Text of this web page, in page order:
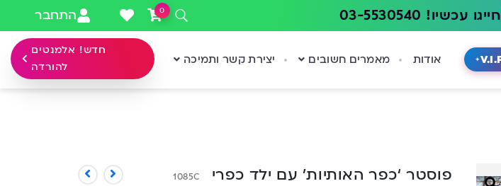
חייגו עכשיו! 03-5530540 0 התחבר
אודות מאמרים חשובים יצירת קשר ותמיכה
חדש! אלמנטים
להורדה
פוסטר ‘כפר האותיות’ עם ילד כפרי 1085C